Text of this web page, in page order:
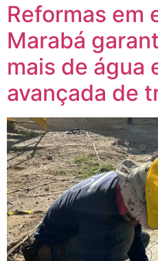
Reformas em
Marabá
mais de água
avançada de